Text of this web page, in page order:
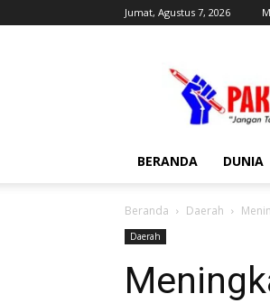
Jumat, Agustus 7, 2026
BERANDA DUNIA
Beranda Daerah
Daerah